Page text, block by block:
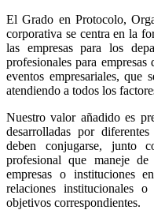
El Grado en Protocolo,
corporativa se centra en la
las empresas para los
profesionales para
eventos empresariales, que
atendiendo a todos los
Nuestro valor añadido es
desarrolladas por
deben conjugarse, junto
profesional que maneje
empresas o instituciones
relaciones institucionales
objetivos correspondientes.